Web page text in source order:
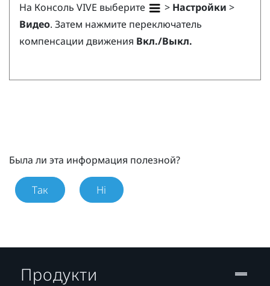
На Консоль VIVE выберите > Настройки >
Видео. Затем нажмите переключатель
компенсации движения Вкл./Выкл.
Была ли эта информация полезной?
Так Ні
Продукти